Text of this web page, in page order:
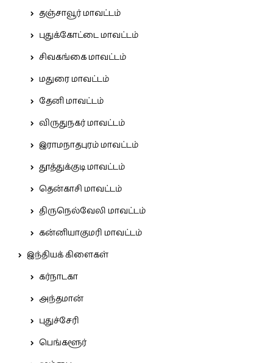
தஞ்சாவூர் மாவட்டம்
புதுக்கோட்டை மாவட்டம்
சிவகங்கை மாவட்டம்
மதுரை மாவட்டம்
தேனி மாவட்டம்
விருதுநகர் மாவட்டம்
இராமநாதபுரம் மாவட்டம்
தூத்துக்குடி மாவட்டம்
தென்காசி மாவட்டம்
திருநெல்வேலி மாவட்டம்
கன்னியாகுமரி மாவட்டம்
இந்தியக் கிளைகள்
கர்நாடகா
அந்தமான்
புதுச்சேரி
பெங்களூர்